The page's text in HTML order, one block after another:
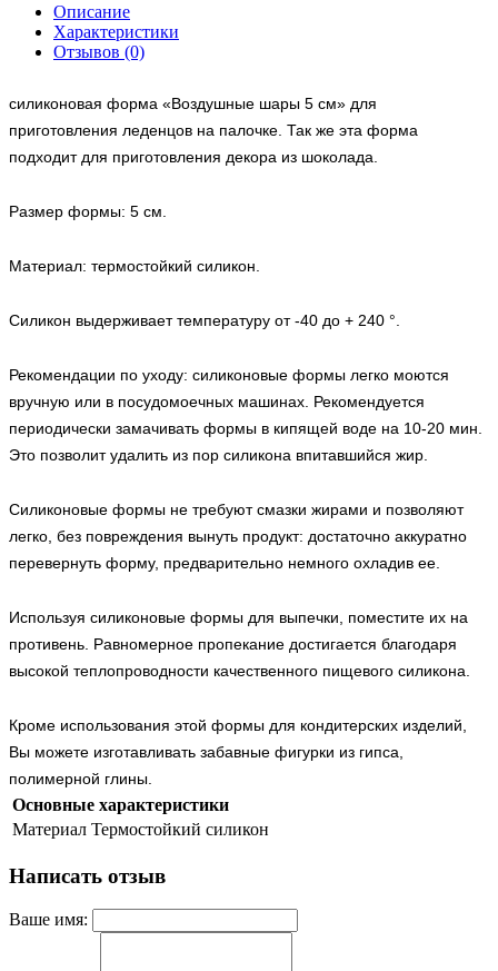
Описание
Характеристики
Отзывов (0)
силиконовая форма «Воздушные шары 5 см» для
приготовления леденцов на палочке. Так же эта форма
подходит для приготовления декора из шоколада.
Размер формы: 5 см.
Материал: термостойкий силикон.
Силикон выдерживает температуру от -40 до + 240 °.
Рекомендации по уходу: силиконовые формы легко моются
вручную или в посудомоечных машинах. Рекомендуется
периодически замачивать формы в кипящей воде на 10-20 мин.
Это позволит удалить из пор силикона впитавшийся жир.
Силиконовые формы не требуют смазки жирами и позволяют
легко, без повреждения вынуть продукт: достаточно аккуратно
перевернуть форму, предварительно немного охладив ее.
Используя силиконовые формы для выпечки, поместите их на
противень. Равномерное пропекание достигается благодаря
высокой теплопроводности качественного пищевого силикона.
Кроме использования этой формы для кондитерских изделий,
Вы можете изготавливать забавные фигурки из гипса,
полимерной глины.
Основные характеристики
Материал Термостойкий силикон
Написать отзыв
Ваше имя: